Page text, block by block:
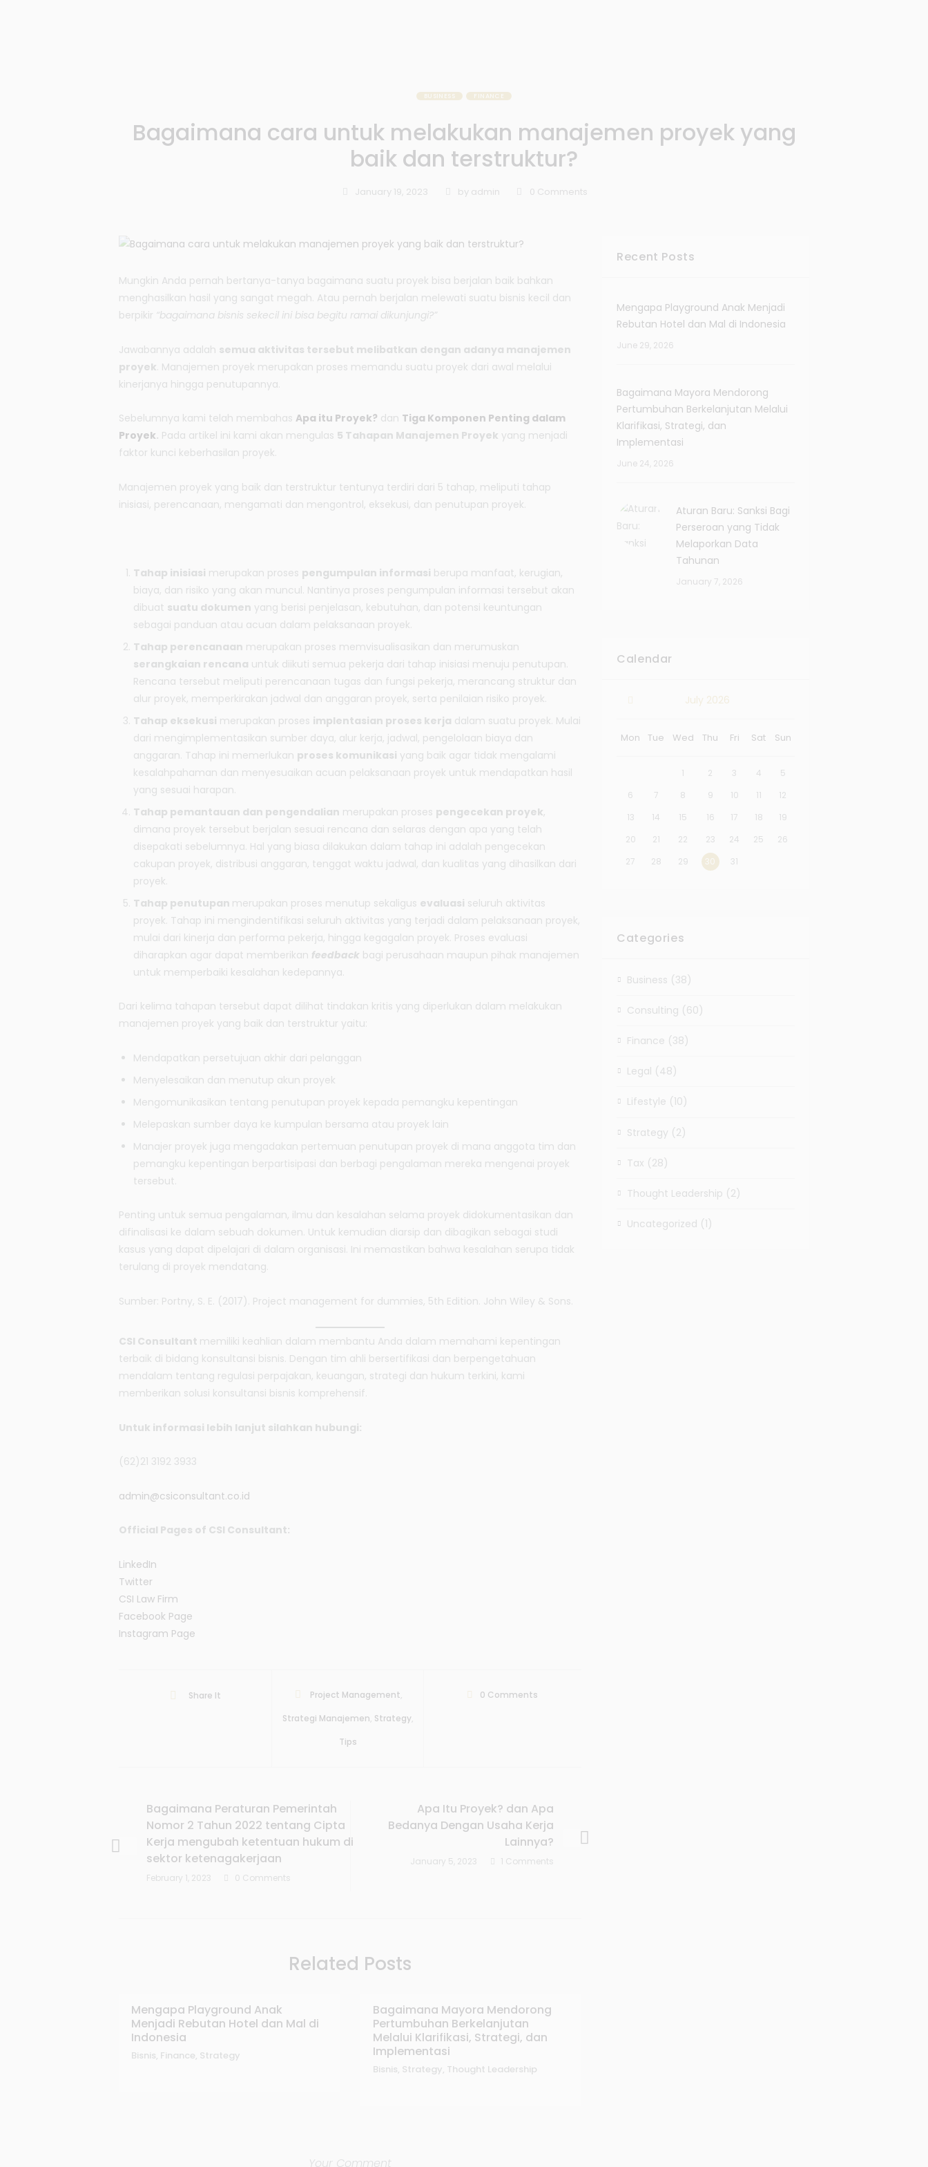
BUSINESS FINANCE
Bagaimana cara untuk melakukan manajemen proyek yang
baik dan terstruktur?
January 19, 2023 by admin 0 Comments
Mungkin Anda pernah bertanya-tanya bagaimana suatu proyek bisa berjalan baik bahkan
menghasilkan hasil yang sangat megah. Atau pernah berjalan melewati suatu bisnis kecil dan
berpikir “bagaimana bisnis sekecil ini bisa begitu ramai dikunjungi?”
Jawabannya adalah semua aktivitas tersebut melibatkan dengan adanya manajemen
proyek. Manajemen proyek merupakan proses memandu suatu proyek dari awal melalui
kinerjanya hingga penutupannya.
Sebelumnya kami telah membahas Apa itu Proyek? dan Tiga Komponen Penting dalam
Proyek. Pada artikel ini kami akan mengulas 5 Tahapan Manajemen Proyek yang menjadi
faktor kunci keberhasilan proyek.
Manajemen proyek yang baik dan terstruktur tentunya terdiri dari 5 tahap, meliputi tahap
inisiasi, perencanaan, mengamati dan mengontrol, eksekusi, dan penutupan proyek.
Tahap inisiasi merupakan proses pengumpulan informasi berupa manfaat, kerugian,
biaya, dan risiko yang akan muncul. Nantinya proses pengumpulan informasi tersebut akan
dibuat suatu dokumen yang berisi penjelasan, kebutuhan, dan potensi keuntungan
sebagai panduan atau acuan dalam pelaksanaan proyek.
Tahap perencanaan merupakan proses memvisualisasikan dan merumuskan
serangkaian rencana untuk diikuti semua pekerja dari tahap inisiasi menuju penutupan.
Rencana tersebut meliputi perencanaan tugas dan fungsi pekerja, merancang struktur dan
alur proyek, memperkirakan jadwal dan anggaran proyek, serta penilaian risiko proyek.
Tahap eksekusi merupakan proses implentasian proses kerja dalam suatu proyek. Mulai
dari mengimplementasikan sumber daya, alur kerja, jadwal, pengelolaan biaya dan
anggaran. Tahap ini memerlukan proses komunikasi yang baik agar tidak mengalami
kesalahpahaman dan menyesuaikan acuan pelaksanaan proyek untuk mendapatkan hasil
yang sesuai harapan.
Tahap pemantauan dan pengendalian merupakan proses pengecekan proyek,
dimana proyek tersebut berjalan sesuai rencana dan selaras dengan apa yang telah
disepakati sebelumnya. Hal yang biasa dilakukan dalam tahap ini adalah pengecekan
cakupan proyek, distribusi anggaran, tenggat waktu jadwal, dan kualitas yang dihasilkan dari
proyek.
Tahap penutupan merupakan proses menutup sekaligus evaluasi seluruh aktivitas
proyek. Tahap ini mengindentifikasi seluruh aktivitas yang terjadi dalam pelaksanaan proyek,
mulai dari kinerja dan performa pekerja, hingga kegagalan proyek. Proses evaluasi
diharapkan agar dapat memberikan feedback bagi perusahaan maupun pihak manajemen
untuk memperbaiki kesalahan kedepannya.
Dari kelima tahapan tersebut dapat dilihat tindakan kritis yang diperlukan dalam melakukan
manajemen proyek yang baik dan terstruktur yaitu:
Mendapatkan persetujuan akhir dari pelanggan
Menyelesaikan dan menutup akun proyek
Mengomunikasikan tentang penutupan proyek kepada pemangku kepentingan
Melepaskan sumber daya ke kumpulan bersama atau proyek lain
Manajer proyek juga mengadakan pertemuan penutupan proyek di mana anggota tim dan
pemangku kepentingan berpartisipasi dan berbagi pengalaman mereka mengenai proyek
tersebut.
Penting untuk semua pengalaman, ilmu dan kesalahan selama proyek didokumentasikan dan
difinalisasi ke dalam sebuah dokumen. Untuk kemudian diarsip dan dibagikan sebagai studi
kasus yang dapat dipelajari di dalam organisasi. Ini memastikan bahwa kesalahan serupa tidak
terulang di proyek mendatang.
Sumber: Portny, S. E. (2017). Project management for dummies, 5th Edition. John Wiley & Sons.
CSI Consultant memiliki keahlian dalam membantu Anda dalam memahami kepentingan
terbaik di bidang konsultansi bisnis. Dengan tim ahli bersertifikasi dan berpengetahuan
mendalam tentang regulasi perpajakan, keuangan, strategi dan hukum terkini, kami
memberikan solusi konsultansi bisnis komprehensif.
Untuk informasi lebih lanjut silahkan hubungi:
(62)21 3192 3933
admin@csiconsultant.co.id
Official Pages of CSI Consultant:
LinkedIn
Twitter
CSI Law Firm
Facebook Page
Instagram Page
Share It Project Management,
Strategi Manajemen, Strategy,
Tips
0 Comments
Bagaimana Peraturan Pemerintah
Nomor 2 Tahun 2022 tentang Cipta
Kerja mengubah ketentuan hukum di
sektor ketenagakerjaan
February 1, 2023 0 Comments
Apa Itu Proyek? dan Apa
Bedanya Dengan Usaha Kerja
Lainnya?
January 5, 2023 1 Comments
Related Posts
Mengapa Playground Anak
Menjadi Rebutan Hotel dan Mal di
Indonesia
Bisnis, Finance, Strategy
Bagaimana Mayora Mendorong
Pertumbuhan Berkelanjutan
Melalui Klarifikasi, Strategi, dan
Implementasi
Bisnis, Strategy, Thought Leadership
Your Comment
Recent Posts
Mengapa Playground Anak Menjadi
Rebutan Hotel dan Mal di Indonesia
June 29, 2026
Bagaimana Mayora Mendorong
Pertumbuhan Berkelanjutan Melalui
Klarifikasi, Strategi, dan
Implementasi
June 24, 2026
Aturan Baru: Sanksi Bagi
Perseroan yang Tidak
Melaporkan Data
Tahunan
January 7, 2026
Calendar
July 2026
Mon Tue Wed Thu Fri Sat Sun
1 2 3 4
5
6
7 8 9 10 11
12
13
14 15 16 17 18
19
20
21 22 23 24 25
26
27
28 29 30 31
Categories
Business (38)
Consulting (60)
Finance (38)
Legal (48)
Lifestyle (10)
Strategy (2)
Tax (28)
Thought Leadership (2)
Uncategorized (1)